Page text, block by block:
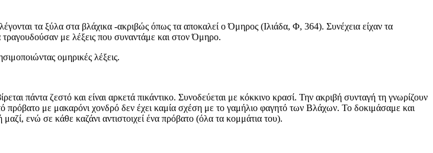
τα ξύλα στα βλάχικα -ακριβώς όπως τα αποκαλεί ο Όμηρος (Ιλιάδα, Φ, 364). Συνέχεια είχαν τα
τραγουδούσαν με λέξεις που συναντάμε και στον Όμηρο.
ομηρικές λέξεις.
πάντα ζεστό και είναι αρκετά πικάντικο. Συνοδεύεται με κόκκινο κρασί. Την ακριβή συνταγή τη γνωρίζουν
πρόβατο με μακαρόνι χονδρό δεν έχει καμία σχέση με το γαμήλιο φαγητό των Βλάχων. Το δοκιμάσαμε και
ενώ σε κάθε καζάνι αντιστοιχεί ένα πρόβατο (όλα τα κομμάτια του).